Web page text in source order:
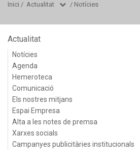
Inici / Actualitat / Notícies
Actualitat
Notícies
Agenda
Hemeroteca
Comunicació
Els nostres mitjans
Espai Empresa
Alta a les notes de premsa
Xarxes socials
Campanyes publicitàries institucionals